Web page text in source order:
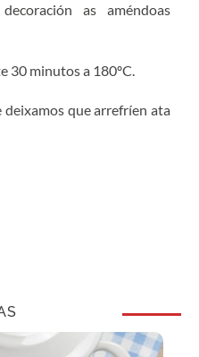
as améndoas
30 minutos a 180ºC.
deixamos que arrefríen ata